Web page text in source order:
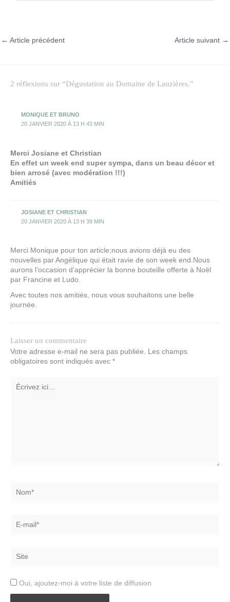
← Article précédent Article suivant →
2 réflexions sur “Dégustation au Domaine de Lauzières.”
MONIQUE ET BRUNO
20 JANVIER 2020 À 13 H 43 MIN
Merci Josiane et Christian
En effet un week end super sympa, dans un beau décor et
bien arrosé (avec modération !!!)
Amitiés
JOSIANE ET CHRISTIAN
20 JANVIER 2020 À 13 H 39 MIN
Merci Monique pour ton article;nous avions déjà eu des
nouvelles par Angélique qui était ravie de son week end.Nous
aurons l’occasion d’apprécier la bonne bouteille offerte à Noël
par Francine et Ludo.
Avec toutes nos amitiés, nous vous souhaitons une belle
journée.
Laisser un commentaire
Votre adresse e-mail ne sera pas publiée.
Les champs
obligatoires sont indiqués avec *
Écrivez
ici…
mail*
Oui, ajoutez-moi à votre liste de diffusion